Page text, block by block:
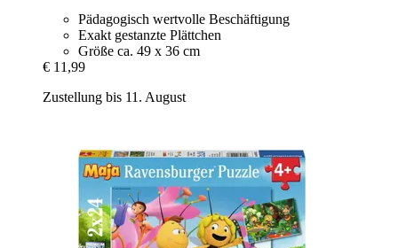
Pädagogisch wertvolle Beschäftigung
Exakt gestanzte Plättchen
Größe ca. 49 x 36 cm
€ 11,99
Zustellung bis 11. August